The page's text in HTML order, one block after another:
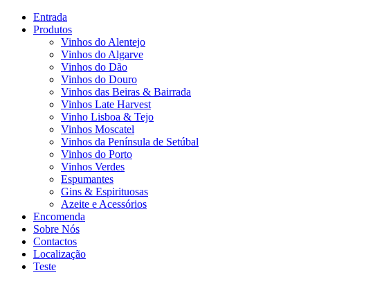
Entrada
Produtos
Vinhos do Alentejo
Vinhos do Algarve
Vinhos do Dão
Vinhos do Douro
Vinhos das Beiras & Bairrada
Vinhos Late Harvest
Vinho Lisboa & Tejo
Vinhos Moscatel
Vinhos da Península de Setúbal
Vinhos do Porto
Vinhos Verdes
Espumantes
Gins & Espirituosas
Azeite e Acessórios
Encomenda
Sobre Nós
Contactos
Localização
Teste